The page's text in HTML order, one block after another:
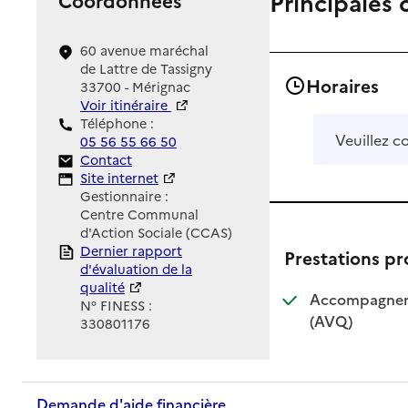
60 avenue maréchal
de Lattre de Tassigny
33700 - Mérignac
Voir itinéraire
Téléphone :
05 56 55 66 50
Contact
Contact
Site Internet
Site internet
Gestionnaire :
Centre Communal
d'Action Sociale (CCAS)
Rapport HAS
Dernier rapport
d'évaluation de la
qualité
N° FINESS :
330801176
Horaires
Veuillez
Prestations
(AVQ)
: disponible
: non
Demande d'aide financière